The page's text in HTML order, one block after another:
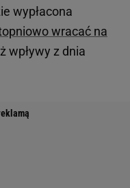
wypłacona
wracać na
wpływy z dnia